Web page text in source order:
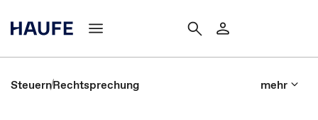
SteuernRechtsprechung mehr